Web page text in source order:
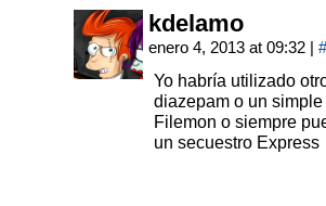
kdelamo
enero 4, 2013 at 09:32 | #
Yo habría utilizado
diazepam o un
Filemon o siempre
un secuestro Express